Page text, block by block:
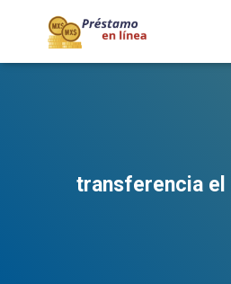
transferencia el